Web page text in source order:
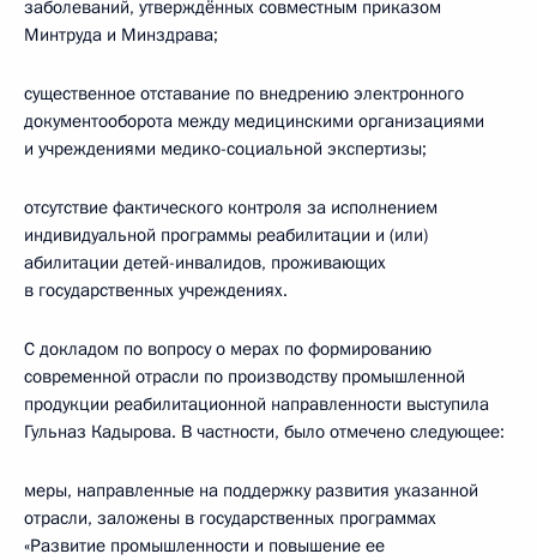
заболеваний, утверждённых совместным приказом
Минтруда и Минздрава;
существенное отставание по внедрению электронного
документооборота между медицинскими организациями
и учреждениями медико-социальной экспертизы;
отсутствие фактического контроля за исполнением
индивидуальной программы реабилитации и (или)
абилитации детей-инвалидов, проживающих
в государственных учреждениях.
С докладом по вопросу о мерах по формированию
современной отрасли по производству промышленной
продукции реабилитационной направленности выступила
Гульназ Кадырова. В частности, было отмечено следующее:
меры, направленные на поддержку развития указанной
отрасли, заложены в государственных программах
«Развитие промышленности и повышение ее